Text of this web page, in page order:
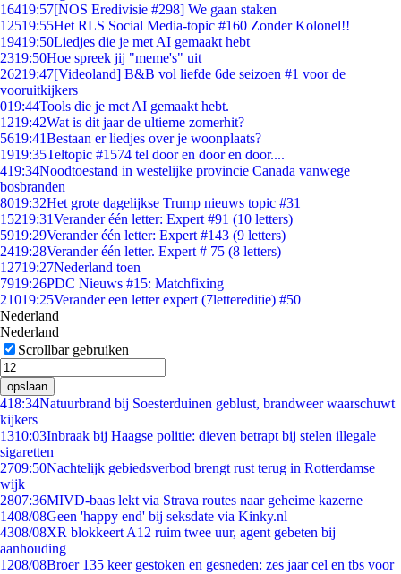
16419:57[NOS Eredivisie #298] We gaan staken
12519:55Het RLS Social Media-topic #160 Zonder Kolonel!!
19419:50Liedjes die je met AI gemaakt hebt
2319:50Hoe spreek jij "meme's" uit
26219:47[Videoland] B&B vol liefde 6de seizoen #1 voor de
vooruitkijkers
019:44Tools die je met AI gemaakt hebt.
1219:42Wat is dit jaar de ultieme zomerhit?
5619:41Bestaan er liedjes over je woonplaats?
1919:35Teltopic #1574 tel door en door en door....
419:34Noodtoestand in westelijke provincie Canada vanwege
bosbranden
8019:32Het grote dagelijkse Trump nieuws topic #31
15219:31Verander één letter: Expert #91 (10 letters)
5919:29Verander één letter: Expert #143 (9 letters)
2419:28Verander één letter. Expert # 75 (8 letters)
12719:27Nederland toen
7919:26PDC Nieuws #15: Matchfixing
21019:25Verander een letter expert (7lettereditie) #50
Nederland
Nederland
Scrollbar gebruiken
opslaan
418:34Natuurbrand bij Soesterduinen geblust, brandweer waarschuwt
kijkers
1310:03Inbraak bij Haagse politie: dieven betrapt bij stelen illegale
sigaretten
2709:50Nachtelijk gebiedsverbod brengt rust terug in Rotterdamse
wijk
2807:36MIVD-baas lekt via Strava routes naar geheime kazerne
1408/08Geen 'happy end' bij seksdate via Kinky.nl
4308/08XR blokkeert A12 ruim twee uur, agent gebeten bij
aanhouding
1208/08Broer 135 keer gestoken en gesneden: zes jaar cel en tbs voor